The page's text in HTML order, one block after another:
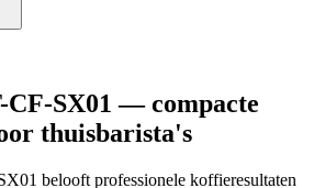
CF-SX01 — compacte
thuisbarista's
belooft professionele koffieresultaten